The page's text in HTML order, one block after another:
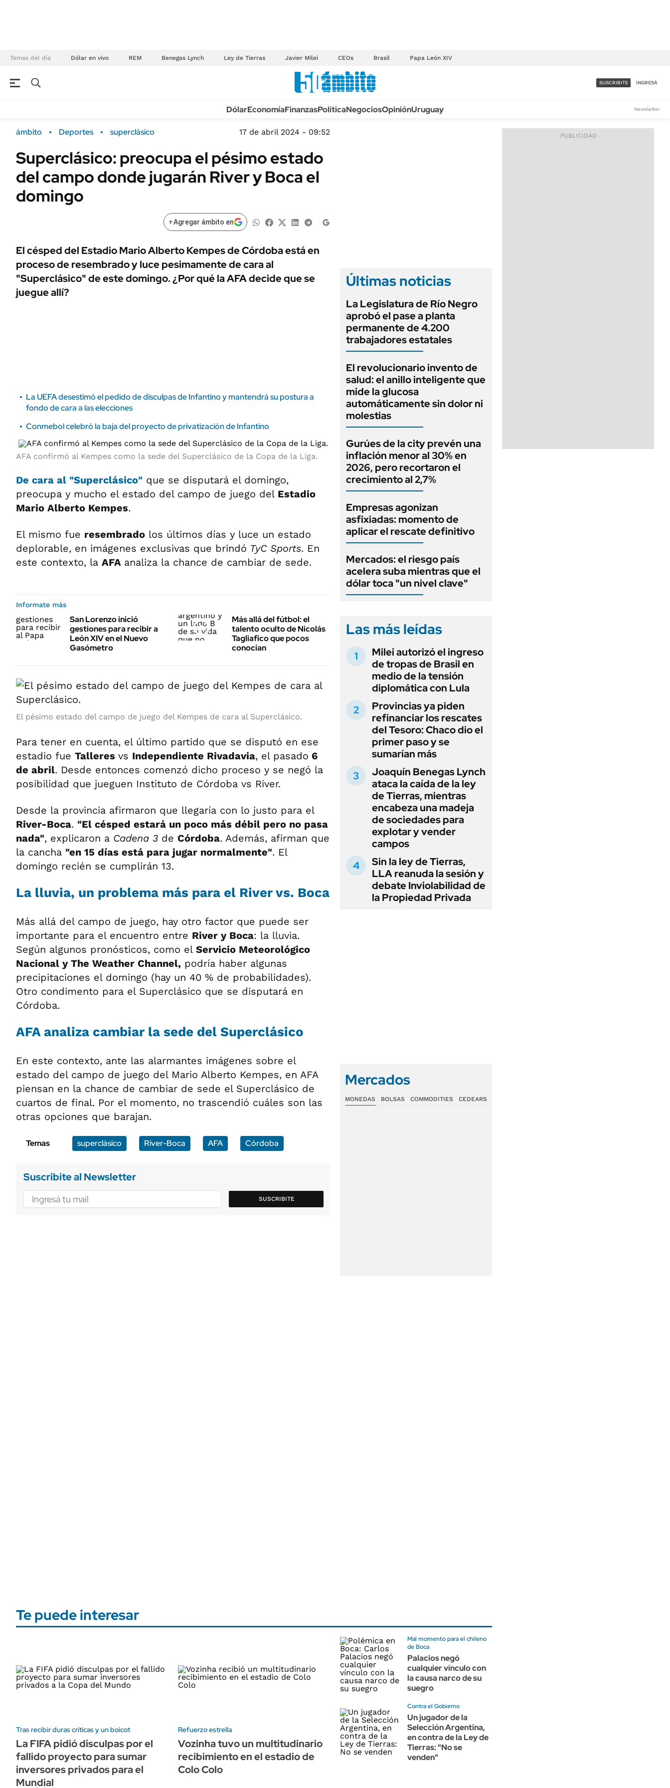
Temas del día Dólar en vivo REM Benegas Lynch Ley de Tierras Javier Milei CEOs Brasil Papa León XIV
Campo
FINANZAS
Dólar
Sustentabilidad
Seguros
ENERGY REPORT
URUGUAY
TECNOLOGÍA
MÉXICO
MUNDO
INFORMACIÓN GENERAL
AUTOS
ACCESO FULL - $1.800/MES
SUSCRIBITE INGRESÁ
DólarEconomíaFinanzasPolíticaNegociosOpiniónUruguay Newsletter
ámbito Deportes superclásico 17 de abril 2024 - 09:52
Superclásico: preocupa el pésimo estado
del campo donde jugarán River y Boca el
domingo
+Agregar ámbito en
El césped del Estadio Mario Alberto Kempes de Córdoba está en
proceso de resembrado y luce pesimamente de cara al
"Superclásico" de este domingo. ¿Por qué la AFA decide que se
juegue allí?
La UEFA desestimó el pedido de disculpas de Infantino y mantendrá su postura a
fondo de cara a las elecciones
Conmebol celebró la baja del proyecto de privatización de Infantino
AFA confirmó al Kempes como la sede del Superclásico de la Copa de la Liga.
De cara al "Superclásico" que se disputará el domingo,
preocupa y mucho el estado del campo de juego del Estadio
Mario Alberto Kempes.
El mismo fue resembrado los últimos días y luce un estado
deplorable, en imágenes exclusivas que brindó TyC Sports. En
este contexto, la AFA analiza la chance de cambiar de sede.
Informate más
San Lorenzo inició
gestiones para recibir a
León XIV en el Nuevo
Gasómetro
Más allá del fútbol: el
talento oculto de Nicolás
Tagliafico que pocos
conocían
El pésimo estado del campo de juego del Kempes de cara al Superclásico.
Para tener en cuenta, el último partido que se disputó en ese
estadio fue Talleres vs Independiente Rivadavia, el pasado 6
de abril. Desde entonces comenzó dicho proceso y se negó la
posibilidad que jueguen Instituto de Córdoba vs River.
Desde la provincia afirmaron que llegaría con lo justo para el
River-Boca. "El césped estará un poco más débil pero no pasa
nada", explicaron a Cadena 3 de Córdoba. Además, afirman que
la cancha "en 15 días está para jugar normalmente". El
domingo recién se cumplirán 13.
La lluvia, un problema más para el River vs. Boca
Más allá del campo de juego, hay otro factor que puede ser
importante para el encuentro entre River y Boca: la lluvia.
Según algunos pronósticos, como el Servicio Meteorológico
Nacional y The Weather Channel, podría haber algunas
precipitaciones el domingo (hay un 40 % de probabilidades).
Otro condimento para el Superclásico que se disputará en
Córdoba.
AFA analiza cambiar la sede del Superclásico
En este contexto, ante las alarmantes imágenes sobre el
estado del campo de juego del Mario Alberto Kempes, en AFA
piensan en la chance de cambiar de sede el Superclásico de
cuartos de final. Por el momento, no trascendió cuáles son las
otras opciones que barajan.
Temas superclásico River-Boca AFA Córdoba
Suscribite al Newsletter
SUSCRIBITE
Últimas noticias
La Legislatura de Río Negro
aprobó el pase a planta
permanente de 4.200
trabajadores estatales
El revolucionario invento de
salud: el anillo inteligente que
mide la glucosa
automáticamente sin dolor ni
molestias
Gurúes de la city prevén una
inflación menor al 30% en
2026, pero recortaron el
crecimiento al 2,7%
Empresas agonizan
asfixiadas: momento de
aplicar el rescate definitivo
Mercados: el riesgo país
acelera suba mientras que el
dólar toca "un nivel clave"
Las más leídas
Milei autorizó el ingreso
de tropas de Brasil en
medio de la tensión
diplomática con Lula
Provincias ya piden
refinanciar los rescates
del Tesoro: Chaco dio el
primer paso y se
sumarían más
Joaquín Benegas Lynch
ataca la caída de la ley
de Tierras, mientras
encabeza una madeja
de sociedades para
explotar y vender
campos
Sin la ley de Tierras,
LLA reanuda la sesión y
debate Inviolabilidad de
la Propiedad Privada
Mercados
MONEDAS BOLSAS COMMODITIES CEDEARS
Te puede interesar
Tras recibir duras críticas y un boicot
La FIFA pidió disculpas por el
fallido proyecto para sumar
inversores privados para el
Mundial
Refuerzo estrella
Vozinha tuvo un multitudinario
recibimiento en el estadio de
Colo Colo
Mal momento para el chileno
de Boca
Palacios negó
cualquier vínculo con
la causa narco de su
suegro
Contra el Gobierno
Un jugador de la
Selección Argentina,
en contra de la Ley de
Tierras: "No se
venden"